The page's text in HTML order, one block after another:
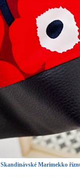
Skandinávské Marimekko